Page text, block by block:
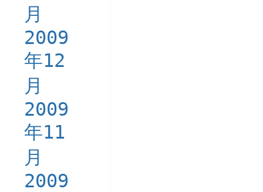
月
2009
年12
月
2009
年11
月
2009